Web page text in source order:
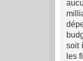
soit
les